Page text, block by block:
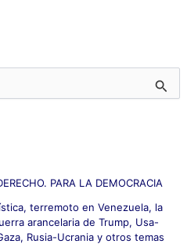
PARA LA DEMOCRACIA
terremoto en Venezuela, la
arancelaria de Trump, Usa-
Rusia-Ucrania y otros temas